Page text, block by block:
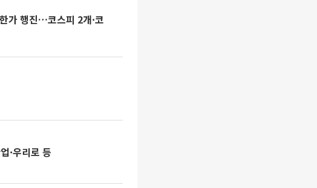
가 행진…코스피 2개·코
·우리로 등